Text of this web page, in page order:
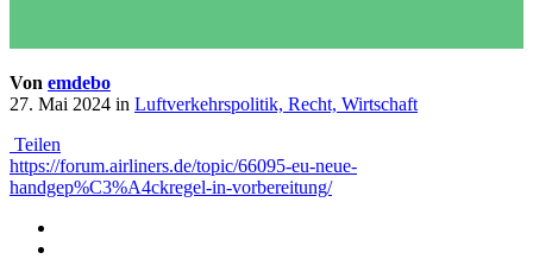
Von emdebo
27. Mai 2024 in Luftverkehrspolitik, Recht, Wirtschaft
Teilen
https://forum.airliners.de/topic/66095-eu-neue-
handgep%C3%A4ckregel-in-vorbereitung/